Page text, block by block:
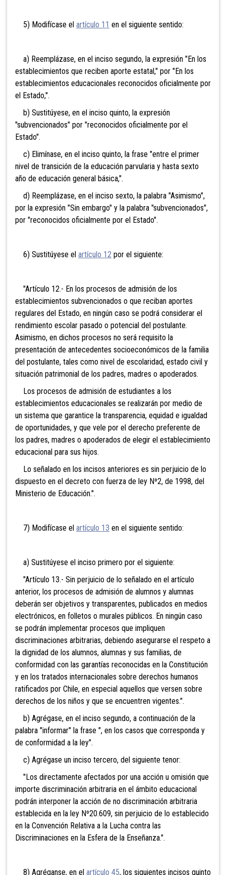
5) Modifícase el artículo 11 en el siguiente sentido:
a) Reemplázase, en el inciso segundo, la expresión "En los
establecimientos que reciben aporte estatal," por "En los
establecimientos educacionales reconocidos oficialmente por
el Estado,".
b) Sustitúyese, en el inciso quinto, la expresión
"subvencionados" por "reconocidos oficialmente por el
Estado".
c) Elimínase, en el inciso quinto, la frase "entre el primer
nivel de transición de la educación parvularia y hasta sexto
año de educación general básica,".
d) Reemplázase, en el inciso sexto, la palabra "Asimismo",
por la expresión "Sin embargo" y la palabra "subvencionados",
por "reconocidos oficialmente por el Estado".
6) Sustitúyese el artículo 12 por el siguiente:
"Artículo 12.- En los procesos de admisión de los
establecimientos subvencionados o que reciban aportes
regulares del Estado, en ningún caso se podrá considerar el
rendimiento escolar pasado o potencial del postulante.
Asimismo, en dichos procesos no será requisito la
presentación de antecedentes socioeconómicos de la familia
del postulante, tales como nivel de escolaridad, estado civil y
situación patrimonial de los padres, madres o apoderados.
Los procesos de admisión de estudiantes a los
establecimientos educacionales se realizarán por medio de
un sistema que garantice la transparencia, equidad e igualdad
de oportunidades, y que vele por el derecho preferente de
los padres, madres o apoderados de elegir el establecimiento
educacional para sus hijos.
Lo señalado en los incisos anteriores es sin perjuicio de lo
dispuesto en el decreto con fuerza de ley Nº2, de 1998, del
Ministerio de Educación.".
7) Modifícase el artículo 13 en el siguiente sentido:
a) Sustitúyese el inciso primero por el siguiente:
"Artículo 13.- Sin perjuicio de lo señalado en el artículo
anterior, los procesos de admisión de alumnos y alumnas
deberán ser objetivos y transparentes, publicados en medios
electrónicos, en folletos o murales públicos. En ningún caso
se podrán implementar procesos que impliquen
discriminaciones arbitrarias, debiendo asegurarse el respeto a
la dignidad de los alumnos, alumnas y sus familias, de
conformidad con las garantías reconocidas en la Constitución
y en los tratados internacionales sobre derechos humanos
ratificados por Chile, en especial aquellos que versen sobre
derechos de los niños y que se encuentren vigentes.".
b) Agrégase, en el inciso segundo, a continuación de la
palabra "informar" la frase ", en los casos que corresponda y
de conformidad a la ley".
c) Agrégase un inciso tercero, del siguiente tenor:
"Los directamente afectados por una acción u omisión que
importe discriminación arbitraria en el ámbito educacional
podrán interponer la acción de no discriminación arbitraria
establecida en la ley Nº20.609, sin perjuicio de lo establecido
en la Convención Relativa a la Lucha contra las
Discriminaciones en la Esfera de la Enseñanza.".
8) Agréganse, en el artículo 45, los siguientes incisos quinto